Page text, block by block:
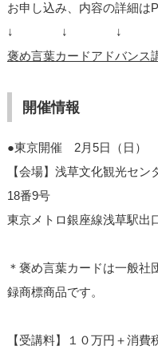
お申し込み、内容の詳細は
↓ ↓ ↓
褒め言葉カードアドバンス
開催情報
●東京開催 2月5日（日）
【会場】浅草文化観光セ
18番9号
東京メトロ銀座線浅草駅出
＊褒め言葉カードは一般社
録商標商品です。
【受講料】１０万円＋消費